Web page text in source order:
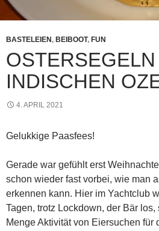
BASTELEIEN , BEIBOOT, FUN
OSTERSEGELN
INDISCHEN
4. APRIL 2021
Gelukkige Paasfees!
Gerade war gefühlt erst
schon wieder fast vorbei, wie man
erkennen kann. Hier im Yachtclub
Tagen, trotz Lockdown, der Bär
Menge Aktivität von Eiersuchen für